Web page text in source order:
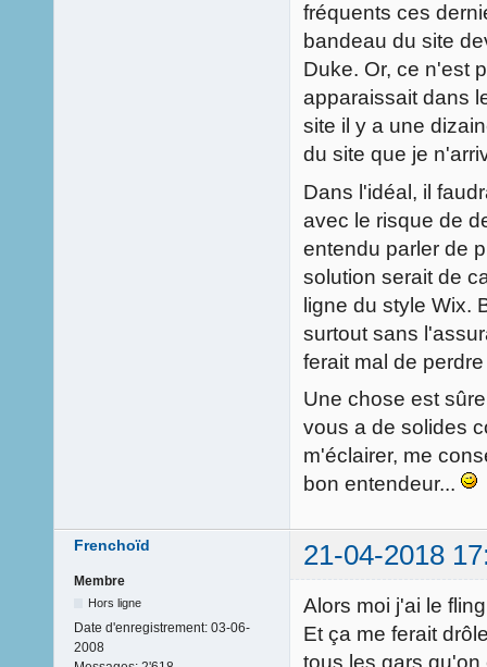
fréquents ces
bandeau du site
Duke. Or, ce n'est
apparaissait dans
site il y a une
du site que je
Dans l'idéal, il
avec le risque de
entendu parler de
solution serait de
ligne du style Wix.
surtout sans
ferait mal de
Une chose est
vous a de solides
m'éclairer, me
bon entendeur...
Frenchoïd 21-04-2018
Membre
Hors ligne
Date d'enregistrement: 03-06-
2008
Alors moi j'ai le
Et ça me ferait
tous les gars